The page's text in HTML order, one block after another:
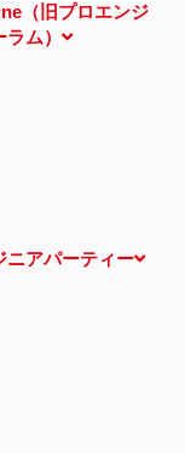
めに必要かつ適切な措置
（旧プロエンジ
ム）
ニアパーティー